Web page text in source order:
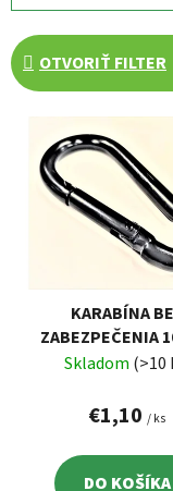
d
e
n OTVORIŤ FILTER
KARABÍNA
ZABEZPEČENIA
ČIERNA
Skladom (>10
€1,10 / ks
DO KOŠÍKA